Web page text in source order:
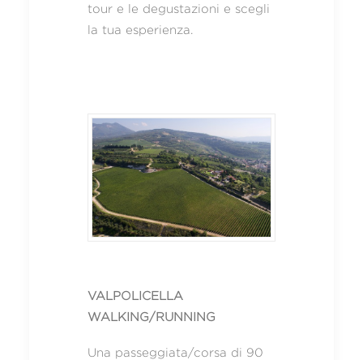
tour e le degustazioni e scegli
la tua esperienza.
VALPOLICELLA
WALKING/RUNNING
Una passeggiata/corsa di 90